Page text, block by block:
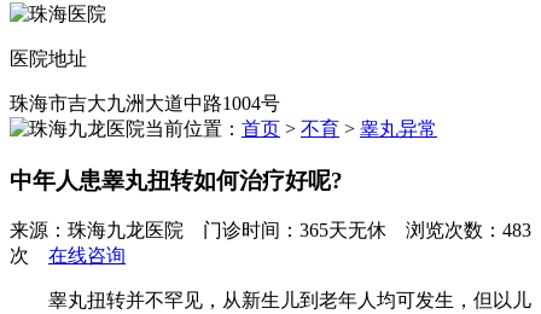
医院地址
珠海市吉大九洲大道中路1004号
当前位置： 首页 > 不育 > 睾丸异常
中年人患睾丸扭转如何治疗好呢?
来源：珠海九龙医院 门诊时间：365天无休 浏览次数：483
次 在线咨询
睾丸扭转并不罕见，从新生儿到老年人均可发生，但以儿